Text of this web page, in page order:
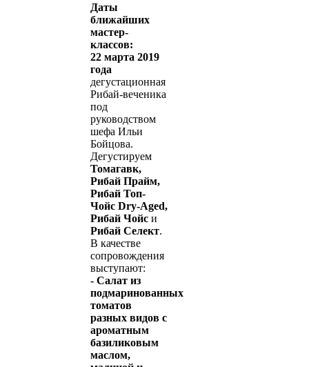
Даты
ближайших
мастер-
классов:
22 марта 2019
года
дегустационная
Рибай-веченика
под
руководством
шефа Ильи
Бойцова.
Дегустируем
Томагавк,
Рибай Прайм,
Рибай Топ-
Чойс Dry-Aged,
Рибай Чойс и
Рибай Селект.
В качестве
сопровождения
выступают:
- Салат из
подмаринованных
томатов
разных видов с
ароматным
базиликовым
маслом,